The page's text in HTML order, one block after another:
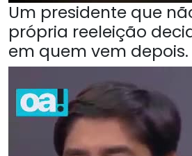
Um presidente que
própria reeleição
em quem vem depois.